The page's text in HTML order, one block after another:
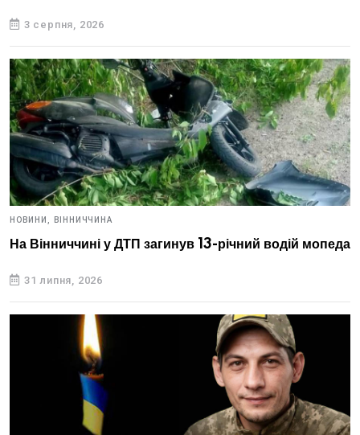
3 серпня, 2026
НОВИНИ, ВІННИЧЧИНА
На Вінниччині у ДТП загинув 13-річний водій мопеда
31 липня, 2026